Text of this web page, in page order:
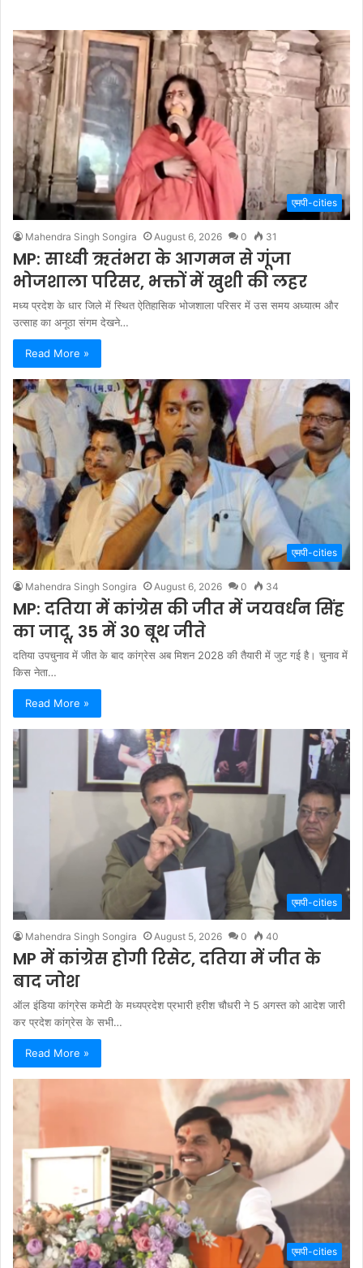
एमपी-cities
Mahendra Singh Songira August 6, 2026 0 31
MP: साध्वी ऋतंभरा के आगमन से गूंजा
भोजशाला परिसर, भक्तों में खुशी की लहर
मध्य प्रदेश के धार जिले में स्थित ऐतिहासिक भोजशाला परिसर में उस समय अध्यात्म और
उत्साह का अनूठा संगम देखने…
Read More »
एमपी-cities
Mahendra Singh Songira August 6, 2026 0 34
MP: दतिया में कांग्रेस की जीत में जयवर्धन सिंह
का जादू, 35 में 30 बूथ जीते
दतिया उपचुनाव में जीत के बाद कांग्रेस अब मिशन 2028 की तैयारी में जुट गई है। चुनाव में
किस नेता…
Read More »
एमपी-cities
Mahendra Singh Songira August 5, 2026 0 40
MP में कांग्रेस होगी रिसेट, दतिया में जीत के
बाद जोश
ऑल इंडिया कांग्रेस कमेटी के मध्यप्रदेश प्रभारी हरीश चौधरी ने 5 अगस्त को आदेश जारी
कर प्रदेश कांग्रेस के सभी…
Read More »
एमपी-cities